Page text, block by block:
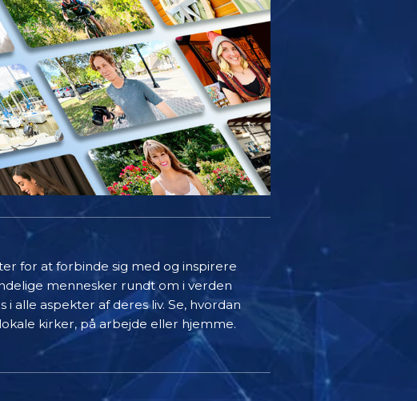
for at forbinde sig med og inspirere
mennesker rundt om i verden
aspekter af deres liv. Se, hvordan
kirker, på arbejde eller hjemme.